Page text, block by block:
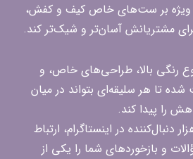
ویژه بر ست‌های خاص کیف و کفش،
مشتریانش آسان‌تر و شیک‌تر کند.
رنگی بالا، طراحی‌های خاص، و
تا هر سلیقه‌ای بتواند در میان
را پیدا کند.
با بیش از ۸۵۰ هزار دنبال‌کننده در اینستاگرام، ارتباط
و بازخوردهای شما را یکی از